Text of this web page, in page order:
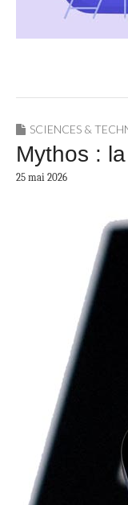
SCIENCES &
Mythos :
25 mai 2026